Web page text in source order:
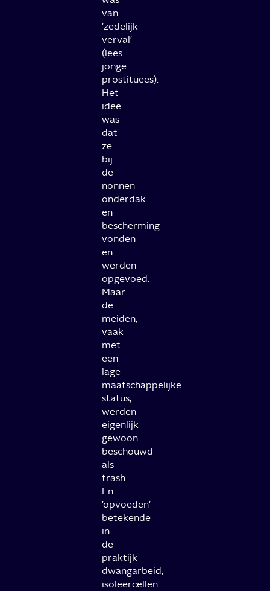
van
'zedelijk
verval'
(lees:
jonge
prostituees).
Het
idee
was
dat
ze
bij
de
nonnen
onderdak
en
bescherming
vonden
en
werden
opgevoed.
Maar
de
meiden,
vaak
met
een
lage
maatschappelijke
status,
werden
eigenlijk
gewoon
beschouwd
als
trash.
En
'opvoeden'
betekende
in
de
praktijk
dwangarbeid,
isoleercellen